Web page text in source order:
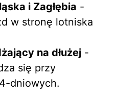
i Zagłębia -
w stronę lotniska
na dłużej -
się przy
dniowych.